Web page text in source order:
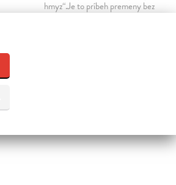
hmyz“.Je to príbeh premeny bez